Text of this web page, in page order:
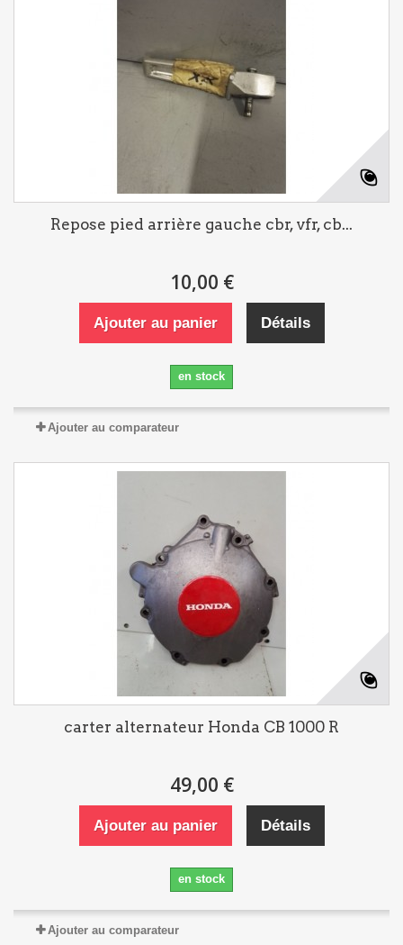
Repose pied arrière gauche cbr, vfr, cb...
10,00 €
Ajouter au panier Détails
en stock
Ajouter au comparateur
carter alternateur Honda CB 1000 R
49,00 €
Ajouter au panier Détails
en stock
Ajouter au comparateur